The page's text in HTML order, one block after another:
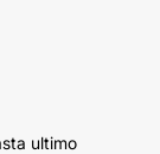
ultimo